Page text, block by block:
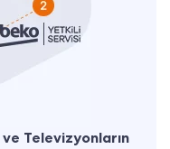
Televizyonların